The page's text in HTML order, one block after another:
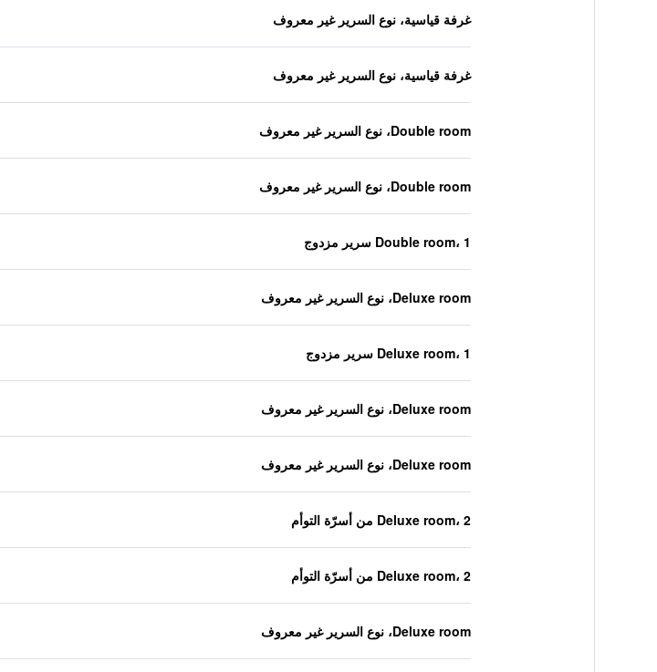
غرفة قياسية، نوع السرير غير معروف
غرفة قياسية، نوع السرير غير معروف
Double room، نوع السرير غير معروف
Double room، نوع السرير غير معروف
Double room، 1 سرير مزدوج
Deluxe room، نوع السرير غير معروف
Deluxe room، 1 سرير مزدوج
Deluxe room، نوع السرير غير معروف
Deluxe room، نوع السرير غير معروف
Deluxe room، 2 من أسرّة التوأم
Deluxe room، 2 من أسرّة التوأم
Deluxe room، نوع السرير غير معروف